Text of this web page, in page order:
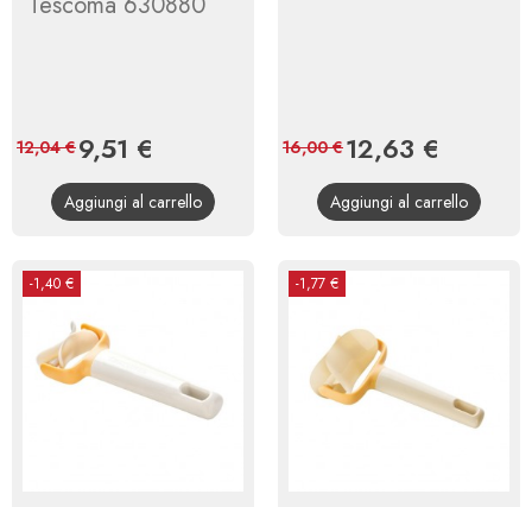
Prezzo
9,51 €
base
12,04 €
Aggiungi al carrello
Prezzo
12,63 €
base
16,00 €
Aggiungi al carrello
-1,40 € -1,77 €